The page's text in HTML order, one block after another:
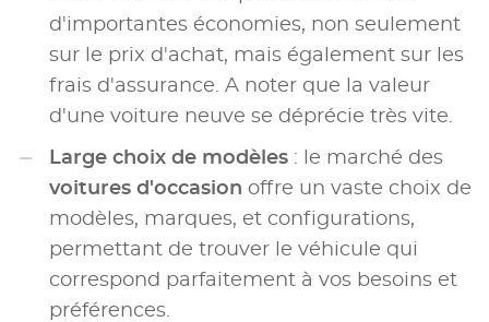
d'importantes économies, non seulement
sur le prix d'achat, mais également sur les
frais d'assurance. A noter que la valeur
d'une voiture neuve se déprécie très vite.
Large choix de modèles : le marché des
voitures d'occasion offre un vaste choix de
modèles, marques, et configurations,
permettant de trouver le véhicule qui
correspond parfaitement à vos besoins et
préférences.